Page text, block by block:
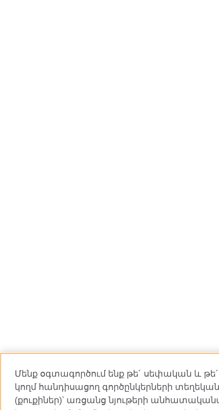
Մենք օգտագործում ենք թե´ սեփական և
կողմ հանդիսացող գործընկերների
(քուքիներ)՝ առցանց նյութերի